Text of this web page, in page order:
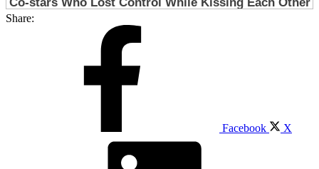
Share:
Facebook X